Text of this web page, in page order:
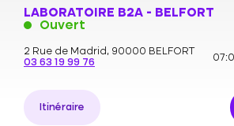
LABORATOIRE B2A - BELFORT
Ouvert
2 Rue de Madrid, 90000 BELFORT
03 63 19 99 76
Itinéraire